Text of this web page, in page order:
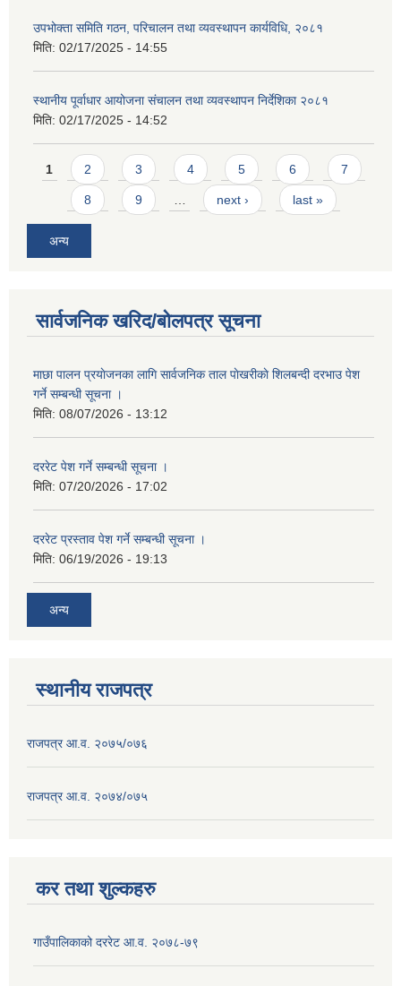
उपभोक्ता समिति गठन, परिचालन तथा व्यवस्थापन कार्यविधि, २०८१
मिति: 02/17/2025 - 14:55
स्थानीय पूर्वाधार आयोजना संचालन तथा व्यवस्थापन निर्देशिका २०८१
मिति: 02/17/2025 - 14:52
Pages
1 2 3 4 5 6 7
8 9 next › last »
अन्य
सार्वजनिक खरिद/बोलपत्र सूचना
माछा पालन प्रयाेजनका लागि सार्वजनिक ताल पाेखरीकाे शिलबन्दी दरभाउ पेश
गर्ने सम्बन्धी सूचना ।
मिति: 08/07/2026 - 13:12
दररेट पेश गर्ने सम्बन्धी सूचना ।
मिति: 07/20/2026 - 17:02
दररेट प्रस्ताव पेश गर्ने सम्बन्धी सूचना ।
मिति: 06/19/2026 - 19:13
अन्य
स्थानीय राजपत्र
राजपत्र आ.व. २०७५/०७६
राजपत्र आ.व. २०७४/०७५
कर तथा शुल्कहरु
गाउँपालिकाको दररेट आ.व. २०७८-७९